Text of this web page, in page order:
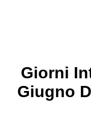
Giorni
Giugno